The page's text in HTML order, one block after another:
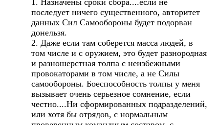
последует ничего существенного, авторитет
данных Сил Самообороны будет подорван
донельзя.
2. Даже если там соберется масса людей, в
том числе и с оружием, это будет разнородная
и разношерстная толпа с неизбежными
провокаторами в том числе, а не Силы
самообороны. Боеспособность толпы у меня
вызывает очень серьезное сомнение, если
честно....Ни сформированных подразделений,
или хотя бы отрядов, с нормальным